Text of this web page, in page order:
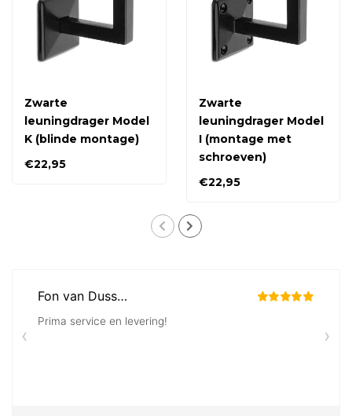
Zwarte
leuningdrager Model
K (blinde montage)
€22,95
Zwarte
leuningdrager Model
I (montage met
schroeven)
€22,95